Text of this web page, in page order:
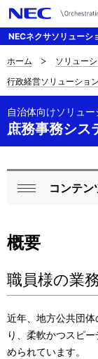
NECネクサソリューシ
ナ
ビ
ゲ
ー
サ
イ
ト
内
の
現
位
置
ホーム ソリュー
行政経営ソリューション
庶務事務シス
自治体向けソリュー
ロ
カ
ル
ナ
ビ
ゲ
る
コンテン
概要
職員様の業
近年、地方公共団
り、柔軟かつスピ
められています。